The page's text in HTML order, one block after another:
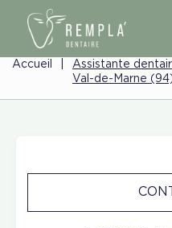
Accueil
Assistante
Val-de-Marne